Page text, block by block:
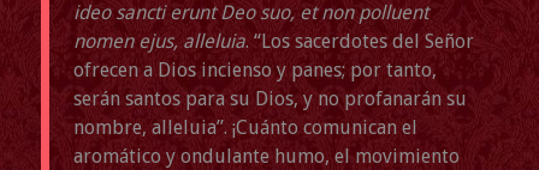
ideo sancti erunt Deo suo, et non polluent
nomen ejus, alleluia. “Los sacerdotes del Señor
ofrecen a Dios incienso y panes; por tanto,
serán santos para su Dios, y no profanarán su
nombre, alleluia”. ¡Cuánto comunican el
aromático y ondulante humo, el movimiento